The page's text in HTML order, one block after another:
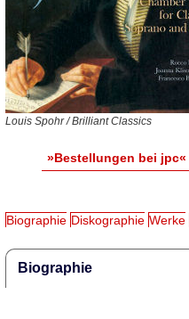
Louis Spohr / Brilliant Classics
»Bestellungen bei jpc«
Biographie Diskographie Werke
Biographie